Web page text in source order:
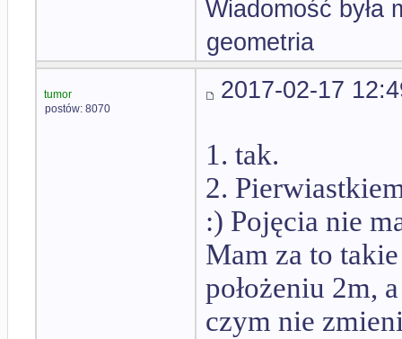
Wiadomość była
geometria
tumor
postów: 8070
2017-02-17
1. tak.
2.
:) Pojęcia nie
Mam za to
położeniu 2m,
czym nie